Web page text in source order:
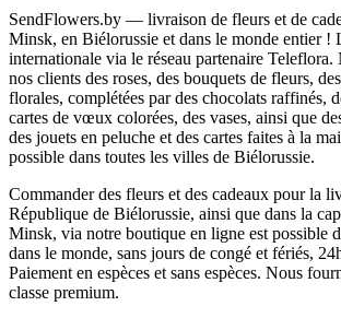
SendFlowers.by — livraison de fleurs et de
Minsk, en Biélorussie et dans le monde entier !
internationale via le réseau partenaire Teleflora.
nos clients des roses, des bouquets de fleurs,
florales, complétées par des chocolats raffinés,
cartes de vœux colorées, des vases, ainsi que
des jouets en peluche et des cartes faites à la
possible dans toutes les villes de Biélorussie.
Commander des fleurs et des cadeaux pour la
République de Biélorussie, ainsi que dans la
Minsk, via notre boutique en ligne est possible
dans le monde, sans jours de congé et fériés,
Paiement en espèces et sans espèces. Nous
classe premium.